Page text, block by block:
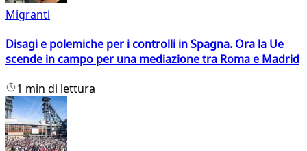
Migranti
Disagi e polemiche per i controlli in Spagna. Ora la Ue
scende in campo per una mediazione tra Roma e Madrid
1 min di lettura